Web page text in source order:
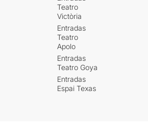
Teatro
Victòria
Entradas
Teatro
Apolo
Entradas
Teatro Goya
Entradas
Espai Texas